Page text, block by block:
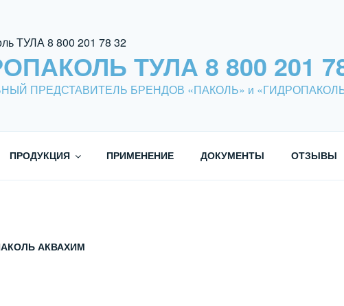
ТУЛА 8 800 201
ПРЕДСТАВИТЕЛЬ БРЕНДОВ «ПАКОЛЬ» и
ПРОДУКЦИЯ ПРИМЕНЕНИЕ ДОКУМЕНТЫ ОТЗЫВЫ
АКВАХИМ